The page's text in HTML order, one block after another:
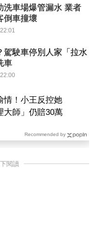
洗車場爆管漏水 業者
倒車撞壞
駕駛車停別人家「拉水
車
情！小王反控她
大師」仍賠30萬
Recommended by
閱讀